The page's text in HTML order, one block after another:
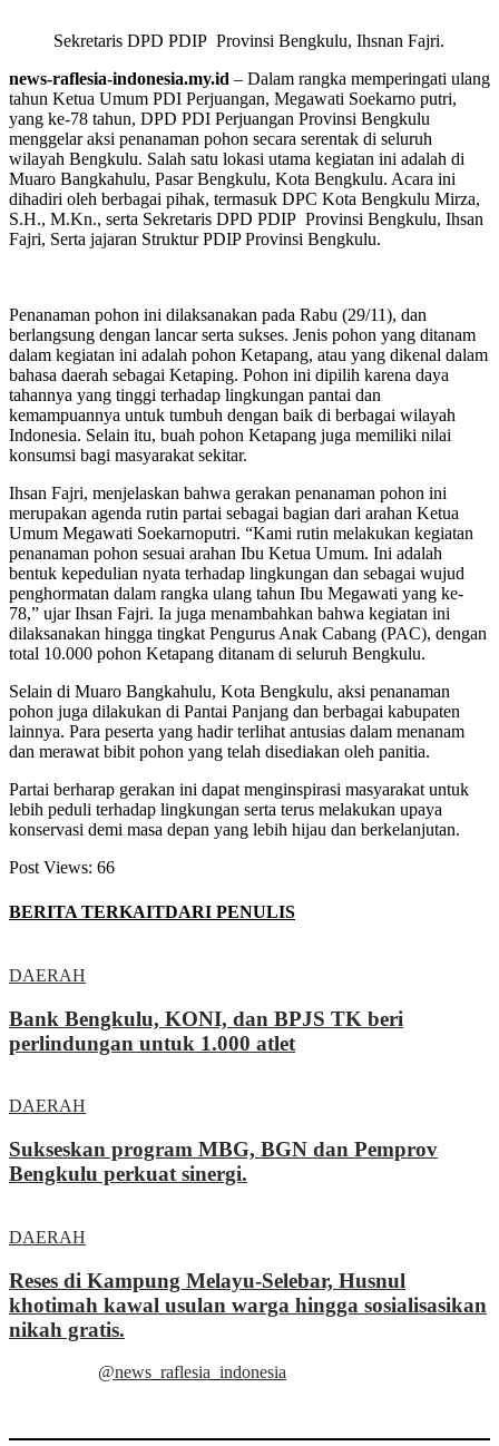
Sekretaris DPD PDIP Provinsi Bengkulu, Ihsnan Fajri.
news-raflesia-indonesia.my.id – Dalam rangka memperingati ulang
tahun Ketua Umum PDI Perjuangan, Megawati Soekarno putri,
yang ke-78 tahun, DPD PDI Perjuangan Provinsi Bengkulu
menggelar aksi penanaman pohon secara serentak di seluruh
wilayah Bengkulu. Salah satu lokasi utama kegiatan ini adalah di
Muaro Bangkahulu, Pasar Bengkulu, Kota Bengkulu. Acara ini
dihadiri oleh berbagai pihak, termasuk DPC Kota Bengkulu Mirza,
S.H., M.Kn., serta Sekretaris DPD PDIP Provinsi Bengkulu, Ihsan
Fajri, Serta jajaran Struktur PDIP Provinsi Bengkulu.
Penanaman pohon ini dilaksanakan pada Rabu (29/11), dan
berlangsung dengan lancar serta sukses. Jenis pohon yang ditanam
dalam kegiatan ini adalah pohon Ketapang, atau yang dikenal dalam
bahasa daerah sebagai Ketaping. Pohon ini dipilih karena daya
tahannya yang tinggi terhadap lingkungan pantai dan
kemampuannya untuk tumbuh dengan baik di berbagai wilayah
Indonesia. Selain itu, buah pohon Ketapang juga memiliki nilai
konsumsi bagi masyarakat sekitar.
Ihsan Fajri, menjelaskan bahwa gerakan penanaman pohon ini
merupakan agenda rutin partai sebagai bagian dari arahan Ketua
Umum Megawati Soekarnoputri. “Kami rutin melakukan kegiatan
penanaman pohon sesuai arahan Ibu Ketua Umum. Ini adalah
bentuk kepedulian nyata terhadap lingkungan dan sebagai wujud
penghormatan dalam rangka ulang tahun Ibu Megawati yang ke-
78,” ujar Ihsan Fajri. Ia juga menambahkan bahwa kegiatan ini
dilaksanakan hingga tingkat Pengurus Anak Cabang (PAC), dengan
total 10.000 pohon Ketapang ditanam di seluruh Bengkulu.
Selain di Muaro Bangkahulu, Kota Bengkulu, aksi penanaman
pohon juga dilakukan di Pantai Panjang dan berbagai kabupaten
lainnya. Para peserta yang hadir terlihat antusias dalam menanam
dan merawat bibit pohon yang telah disediakan oleh panitia.
Partai berharap gerakan ini dapat menginspirasi masyarakat untuk
lebih peduli terhadap lingkungan serta terus melakukan upaya
konservasi demi masa depan yang lebih hijau dan berkelanjutan.
Post Views: 66
BERITA TERKAITDARI PENULIS
DAERAH
Bank Bengkulu, KONI, dan BPJS TK beri
perlindungan untuk 1.000 atlet
DAERAH
Sukseskan program MBG, BGN dan Pemprov
Bengkulu perkuat sinergi.
DAERAH
Reses di Kampung Melayu-Selebar, Husnul
khotimah kawal usulan warga hingga sosialisasikan
nikah gratis.
@news_raflesia_indonesia